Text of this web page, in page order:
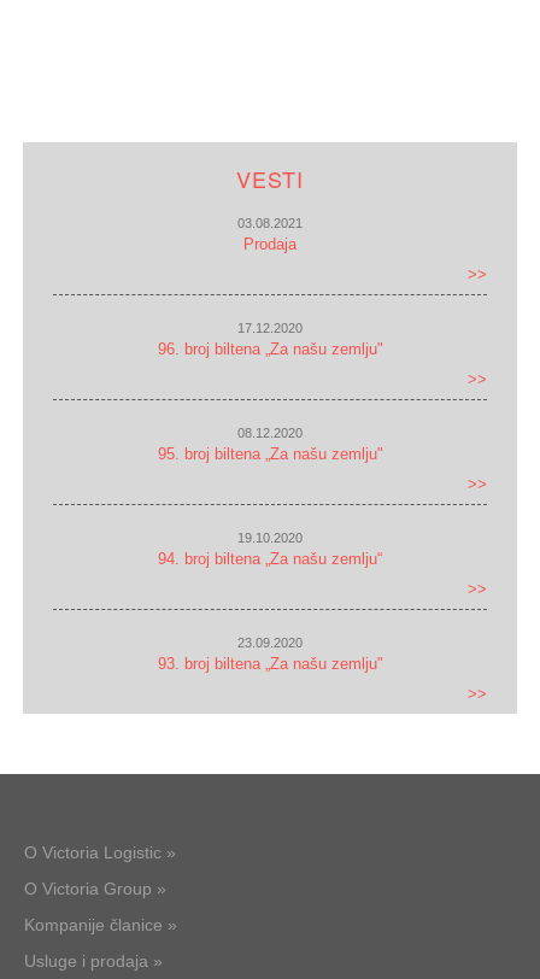
VESTI
03.08.2021
Prodaja
>>
17.12.2020
96. broj biltena „Za našu zemlju"
>>
08.12.2020
95. broj biltena „Za našu zemlju"
>>
19.10.2020
94. broj biltena „Za našu zemlju“
>>
23.09.2020
93. broj biltena „Za našu zemlju"
>>
O Victoria Logistic »
O Victoria Group »
Kompanije članice »
Usluge i prodaja »